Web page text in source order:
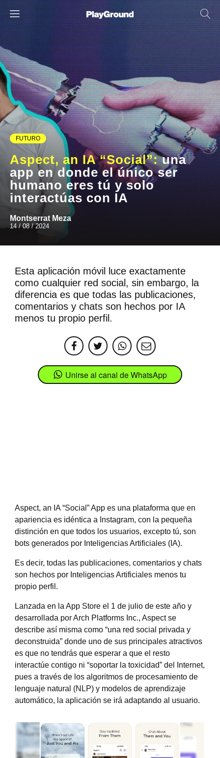
FUTURO
Aspect, an IA “Social”:una
app en donde el único ser
humano eres tú y solo
interactúas con IA
Montserrat Meza
14 / 08 / 2024
Esta aplicación móvil luce exactamente
como cualquier red social, sin embargo, la
diferencia es que todas las publicaciones,
comentarios y chats son hechos por IA
menos tu propio perfil.
Unirse al canal de WhatsApp
Aspect, an IA “Social” App es una plataforma que en
apariencia es idéntica a Instagram, con la pequeña
distinción en que todos los usuarios, excepto tú, son
bots generados por Inteligencias Artificiales (IA).
Es decir, todas las publicaciones, comentarios y chats
son hechos por Inteligencias Artificiales menos tu
propio perfil.
Lanzada en la App Store el 1 de julio de este año y
desarrollada por Arch Platforms Inc., Aspect se
describe así misma como “una red social privada y
deconstruida” donde uno de sus principales atractivos
es que no tendrás que esperar a que el resto
interactúe contigo ni “soportar la toxicidad” del Internet,
pues a través de los algoritmos de procesamiento de
lenguaje natural (NLP) y modelos de aprendizaje
automático, la aplicación se irá adaptando al usuario.